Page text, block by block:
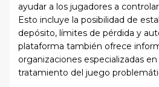
ayudar a los jugadores a
Esto incluye la posibilidad de
depósito, límites de pérdida y
plataforma también ofrece
organizaciones especializadas
tratamiento del juego